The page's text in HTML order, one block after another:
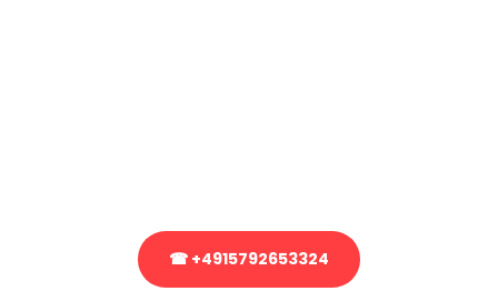
☎ +4915792653324